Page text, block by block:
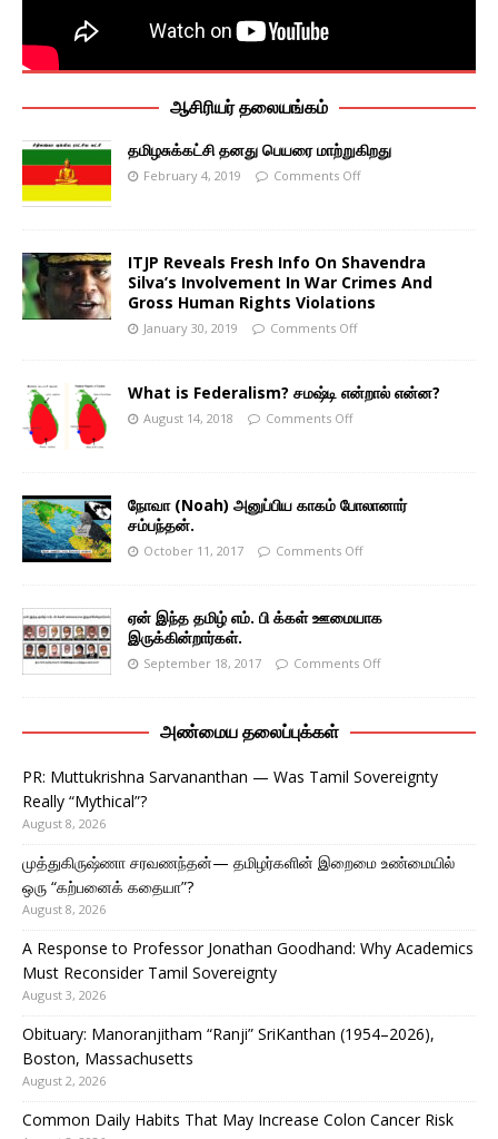
ஆசிரியர் தலையங்கம்
தமிழசுக்கட்சி தனது பெயரை மாற்றுகிறது
February 4, 2019 Comments Off
ITJP Reveals Fresh Info On Shavendra
Silva’s Involvement In War Crimes And
Gross Human Rights Violations
January 30, 2019 Comments Off
What is Federalism? சமஷ்டி என்றால் என்ன?
August 14, 2018 Comments Off
நோவா (Noah) அனுப்பிய காகம் போலானார்
சம்பந்தன்.
October 11, 2017 Comments Off
ஏன் இந்த தமிழ் எம். பி க்கள் ஊமையாக
இருக்கின்றார்கள்.
September 18, 2017 Comments Off
அண்மைய தலைப்புக்கள்
PR: Muttukrishna Sarvananthan — Was Tamil Sovereignty
Really “Mythical”?
August 8, 2026
முத்துகிருஷ்ணா சரவணந்தன்— தமிழர்களின் இறைமை உண்மையில்
ஒரு “கற்பனைக் கதையா”?
August 8, 2026
A Response to Professor Jonathan Goodhand: Why Academics
Must Reconsider Tamil Sovereignty
August 3, 2026
Obituary: Manoranjitham “Ranji” SriKanthan (1954–2026),
Boston, Massachusetts
August 2, 2026
Common Daily Habits That May Increase Colon Cancer Risk